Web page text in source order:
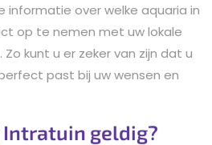
informatie over welke aquaria in
op te nemen met uw lokale
kunt u er zeker van zijn dat u
past bij uw wensen en
Intratuin geldig?